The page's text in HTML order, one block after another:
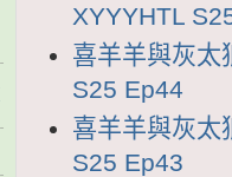
XYYYHTL
喜羊羊與灰太
S25 Ep44
喜羊羊與灰太
S25 Ep43